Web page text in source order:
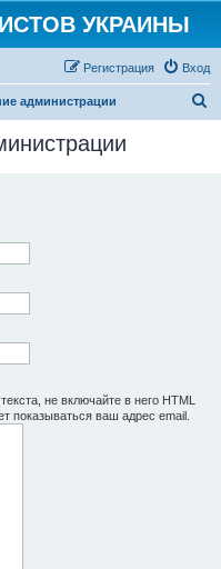
УКРАИНЫ
Вход
Регистрация
администрации
не включайте в него HTML
показываться ваш адрес email.